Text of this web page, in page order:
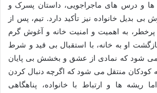
ها و درس های ماجراجویی، داستان پسرک و
بی بدیل خانواده نیز تأکید دارد. تیم، پس از
پرخطر، به اهمیت و امنیت خانه و آغوش گرم
او به خانه، با استقبال بی قید و شرط
می شود که نمادی از عشق و بخشش بی پایان
کودکان منتقل می شود که اگرچه دنبال کردن
ریشه ها و ارتباط با خانواده، پناهگاهی